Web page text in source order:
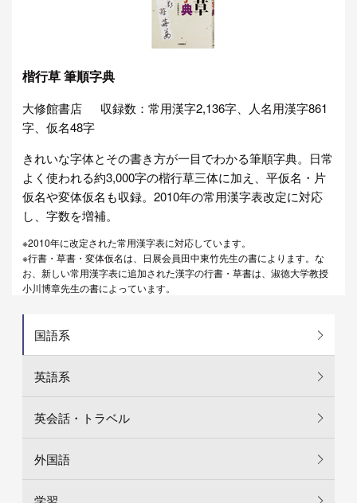
楷行草 筆順字典
大修館書店
収録数：常用漢字2,136字、人名用漢字861
字、仮名48字
きれいな字体とその書き方が一目でわかる筆順字典。日常
よく使われる約3,000字の楷行草三体に加え、平仮名・片
仮名や変体仮名も収録。2010年の常用漢字表改定に対応
し、字数を増補。
※2010年に改定された常用漢字表に対応しています。
※行書・草書・変体仮名は、日展会員田中東竹先生の書によります。な
お、新しい常用漢字表に追加された漢字の行書・草書は、淑徳大学教授
小川博章先生の書によっています。
国語系
英語系
英会話・トラベル
外国語